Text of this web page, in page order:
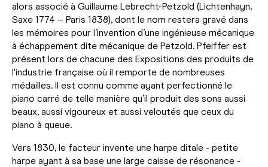
alors associé à Guillaume Lebrecht-Petzold (Lichtenhayn,
Saxe 1774 – Paris 1838), dont le nom restera gravé dans
les mémoires pour l’invention d’une ingénieuse mécanique
à échappement dite mécanique de Petzold. Pfeiffer est
présent lors de chacune des Expositions des produits de
l'industrie française où il remporte de nombreuses
médailles. Il est connu comme ayant perfectionné le
piano carré de telle manière qu’il produit des sons aussi
beaux, aussi vigoureux et aussi veloutés que ceux du
piano à queue.
Vers 1830, le facteur invente une harpe ditale - petite
harpe ayant à sa base une large caisse de résonance -